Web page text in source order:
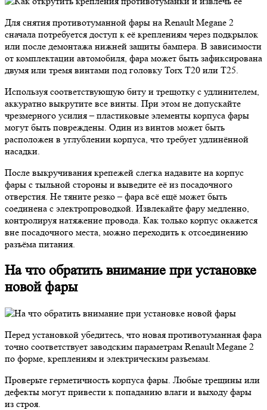
Для снятия противотуманной фары на Renault Megane 2
сначала потребуется доступ к её креплениям через подкрылок
или после демонтажа нижней защиты бампера. В зависимости
от комплектации автомобиля, фара может быть зафиксирована
двумя или тремя винтами под головку Torx T20 или T25.
Используя соответствующую биту и трещотку с удлинителем,
аккуратно выкрутите все винты. При этом не допускайте
чрезмерного усилия – пластиковые элементы корпуса фары
могут быть повреждены. Один из винтов может быть
расположен в углублении корпуса, что требует удлинённой
насадки.
После выкручивания крепежей слегка надавите на корпус
фары с тыльной стороны и выведите её из посадочного
отверстия. Не тяните резко – фара всё ещё может быть
соединена с электропроводкой. Извлекайте фару медленно,
контролируя натяжение провода. Как только корпус окажется
вне посадочного места, можно переходить к отсоединению
разъёма питания.
На что обратить внимание при установке
новой фары
Перед установкой убедитесь, что новая противотуманная фара
точно соответствует заводским параметрам Renault Megane 2
по форме, креплениям и электрическим разъемам.
Проверьте герметичность корпуса фары. Любые трещины или
дефекты могут привести к попаданию влаги и выходу фары
из строя.